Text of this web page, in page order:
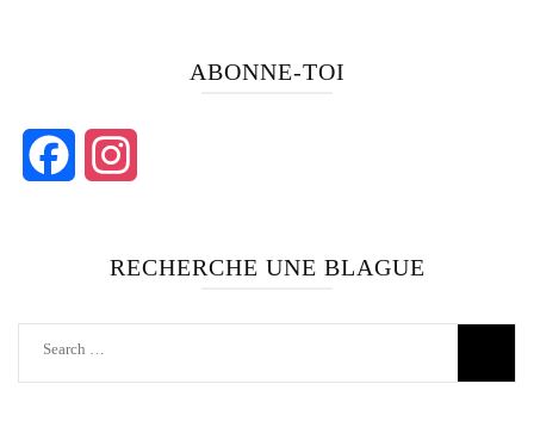
ABONNE-TOI
RECHERCHE UNE BLAGUE
Search